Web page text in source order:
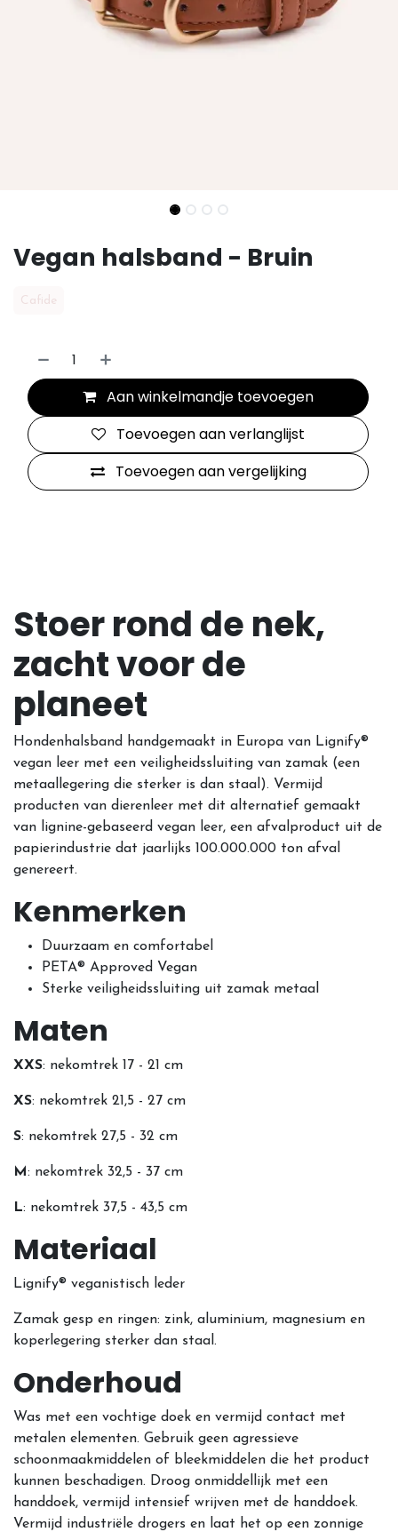
Vegan halsband - Bruin
Cafide
Aan winkelmandje toevoegen
Toevoegen aan vergelijking
Toevoegen aan verlanglijst
Stoer rond de nek,
zacht voor de
planeet
Hondenhalsband handgemaakt in Europa van Lignify®
vegan leer met een veiligheidssluiting van zamak (een
metaallegering die sterker is dan staal). Vermijd
producten van dierenleer met dit alternatief gemaakt
van lignine-gebaseerd vegan leer, een afvalproduct uit de
papierindustrie dat jaarlijks 100.000.000 ton afval
genereert.
Kenmerken
Duurzaam en comfortabel
PETA® Approved Vegan
Sterke veiligheidssluiting uit zamak metaal
Maten
XXS: nekomtrek 17 - 21 cm
XS: nekomtrek 21,5 - 27 cm
S: nekomtrek 27,5 - 32 cm
M: nekomtrek 32,5 - 37 cm
L: nekomtrek 37,5 - 43,5 cm
Materiaal
Lignify® veganistisch leder
Zamak gesp en ringen: zink, aluminium, magnesium en
koperlegering sterker dan staal.
Onderhoud
Was met een vochtige doek en vermijd contact met
metalen elementen. Gebruik geen agressieve
schoonmaakmiddelen of bleekmiddelen die het product
kunnen beschadigen. Droog onmiddellijk met een
handdoek, vermijd intensief wrijven met de handdoek.
Vermijd industriële drogers en laat het op een zonnige